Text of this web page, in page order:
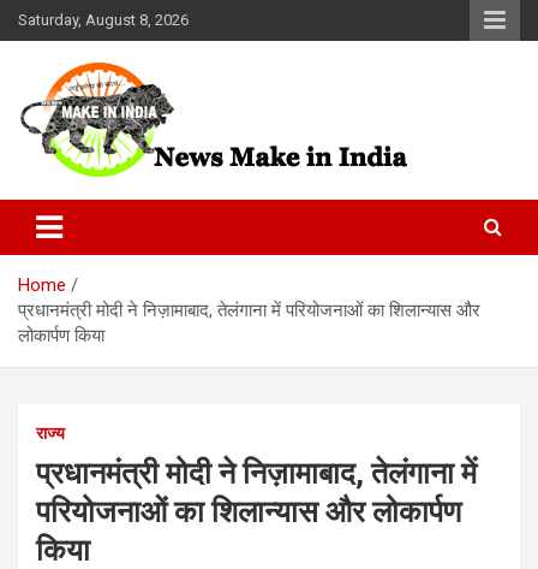
Skip
to
Saturday, August 8, 2026
News Make In india
Home
प्रधानमंत्री मोदी ने निज़ामाबाद, तेलंगाना में परियोजनाओं का शिलान्यास और
लोकार्पण किया
राज्य
प्रधानमंत्री मोदी ने निज़ामाबाद, तेलंगाना में
परियोजनाओं का शिलान्यास और लोकार्पण
किया